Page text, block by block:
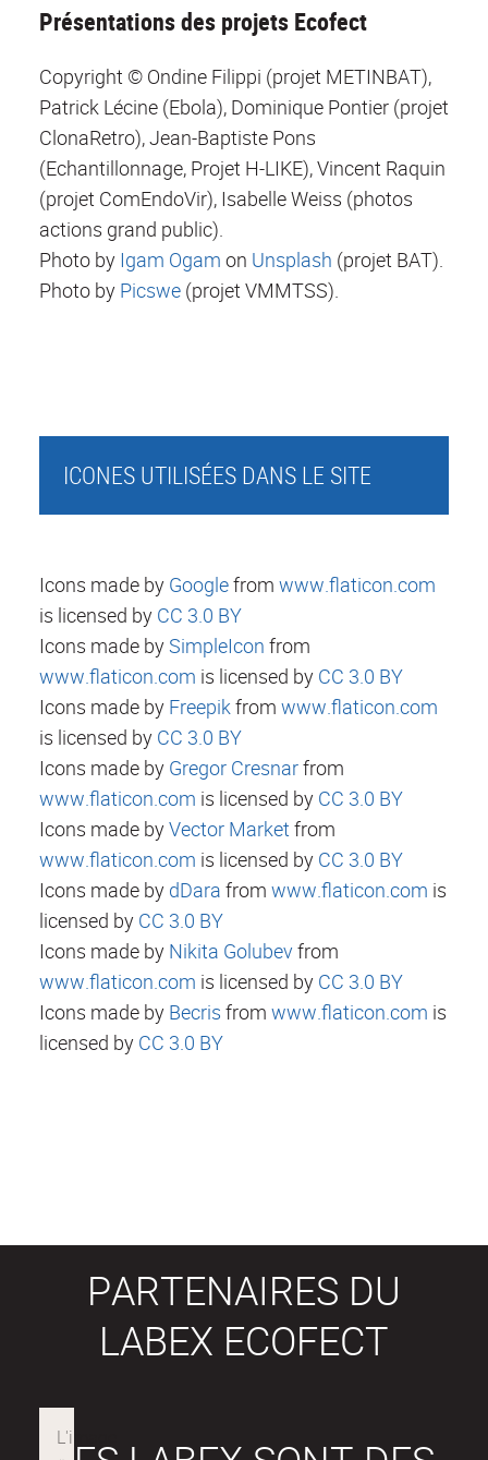
Présentations des projets Ecofect
Copyright © Ondine Filippi (projet METINBAT),
Patrick Lécine (Ebola), Dominique Pontier (projet
ClonaRetro), Jean-Baptiste Pons
(Echantillonnage, Projet H-LIKE), Vincent Raquin
(projet ComEndoVir), Isabelle Weiss (photos
actions grand public).
Photo by Igam Ogam on Unsplash (projet BAT).
Photo by Picswe (projet VMMTSS).
ICONES UTILISÉES DANS LE SITE
Icons made by Googlefrom www.flaticon.com
is licensed by CC 3.0 BY
Icons made bySimpleIcon from
www.flaticon.com is licensed by CC 3.0 BY
Icons made by Freepikfrom www.flaticon.com
is licensed by CC 3.0 BY
Icons made by Gregor Cresnarfrom
www.flaticon.com is licensed by CC 3.0 BY
Icons made byVector Marketfrom
www.flaticon.com is licensed by CC 3.0 BY
Icons made by dDara from www.flaticon.com is
licensed by CC 3.0 BY
Icons made by Nikita Golubevfrom
www.flaticon.com is licensed by CC 3.0 BY
Icons made by Becris from www.flaticon.com is
licensed by CC 3.0 BY
PARTENAIRES DU
LABEX ECOFECT